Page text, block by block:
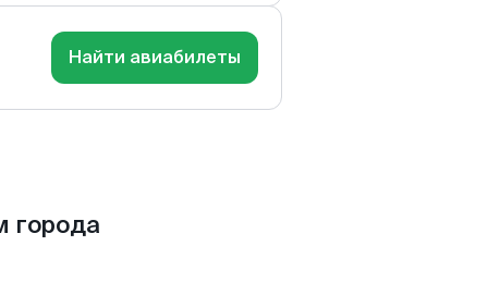
Найти авиабилеты
города